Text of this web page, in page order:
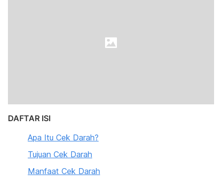
DAFTAR ISI
Apa Itu Cek Darah?
Tujuan Cek Darah
Manfaat Cek Darah